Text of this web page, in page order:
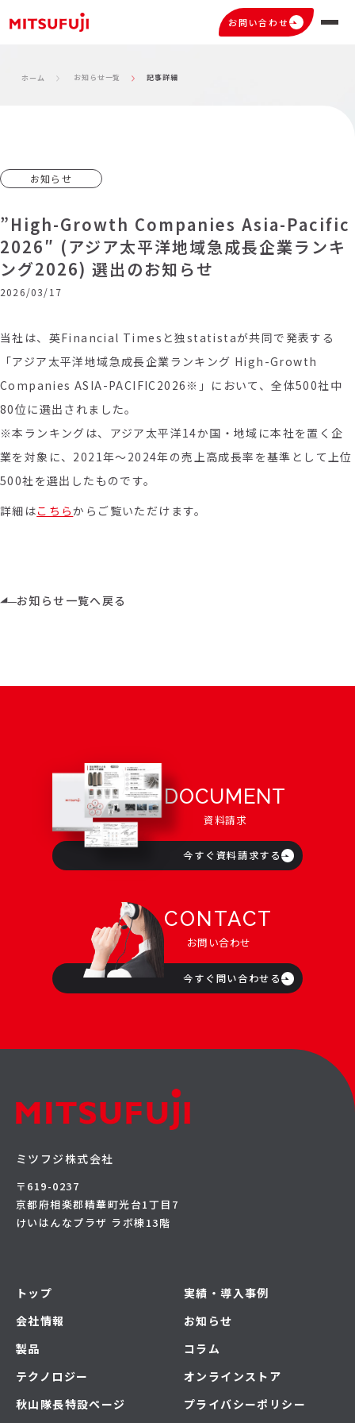
お問い合わせ
ホーム お知らせ一覧 記事詳細
お知らせ
”High-Growth Companies Asia-Pacific
2026″ (アジア太平洋地域急成長企業ランキ
ング2026) 選出のお知らせ
2026/03/17
当社は、英Financial Timesと独statistaが共同で発表する
「アジア太平洋地域急成長企業ランキング High-Growth
Companies ASIA-PACIFIC2026※」において、全体500社中
80位に選出されました。
※本ランキングは、アジア太平洋14か国・地域に本社を置く企
業を対象に、 2021年～2024年の売上高成長率を基準として上位
500社を選出したものです。
詳細はこちらからご覧いただけます。
お知らせ一覧へ戻る
DOCUMENT
資料請求
今すぐ資料請求する
CONTACT
お問い合わせ
今すぐ問い合わせる
ミツフジ株式会社
〒619-0237
京都府相楽郡精華町光台1丁目7
けいはんなプラザ ラボ棟13階
トップ
会社情報
製品
テクノロジー
秋山隊長特設ページ
実績・導入事例
お知らせ
コラム
オンラインストア
プライバシーポリシー